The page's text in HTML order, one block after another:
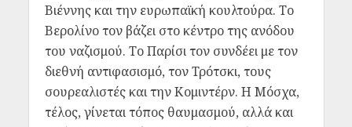
Βιέννης και την ευρωπαϊκή κουλτούρα. Το
Βερολίνο τον βάζει στο κέντρο της ανόδου
του ναζισμού. Το Παρίσι τον συνδέει με τον
διεθνή αντιφασισμό, τον Τρότσκι, τους
σουρεαλιστές και την Κομιντέρν. Η Μόσχα,
τέλος, γίνεται τόπος θαυμασμού, αλλά και